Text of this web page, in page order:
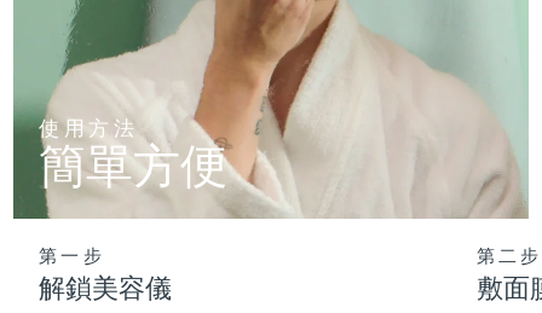
使用方法
簡單方便
第一步
解鎖美容儀
第二步
敷面